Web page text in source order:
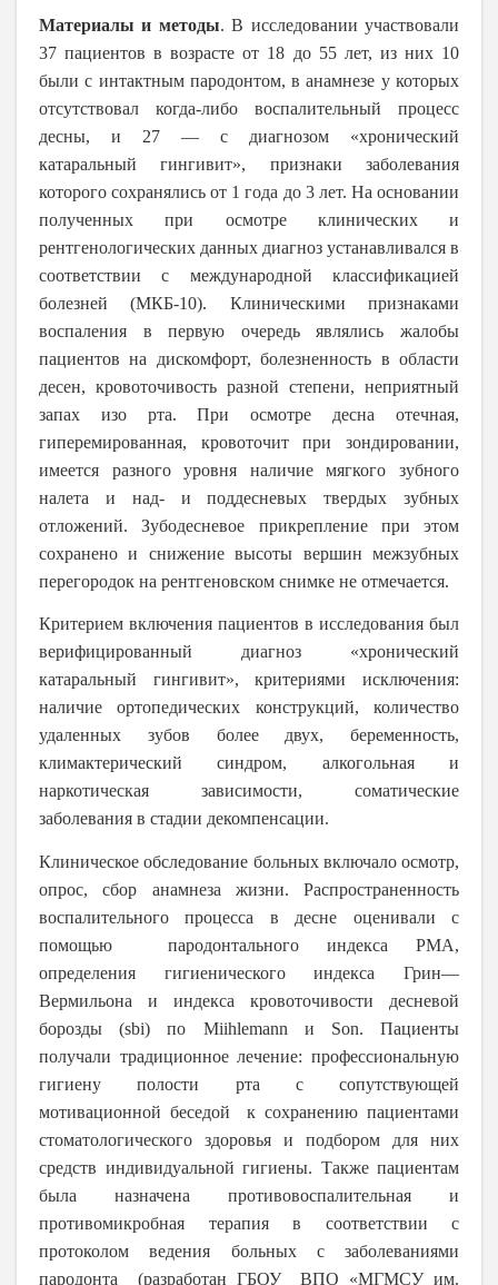
Материалы и методы. В исследовании участвовали
37 пациентов в возрасте от 18 до 55 лет, из них 10
были с интактным пародонтом, в анамнезе у которых
отсутствовал когда-либо воспалительный процесс
десны, и 27 — с диагнозом «хронический
катаральный гингивит», признаки заболевания
которого сохранялись от 1 года до 3 лет. На основании
полученных при осмотре клинических и
рентгенологических данных диагноз устанавливался в
соответствии с международной классификацией
болезней (МКБ-10). Клиническими признаками
воспаления в первую очередь являлись жалобы
пациентов на дискомфорт, болезненность в области
десен, кровоточивость разной степени, неприятный
запах изо рта. При осмотре десна отечная,
гиперемированная, кровоточит при зондировании,
имеется разного уровня наличие мягкого зубного
налета и над- и поддесневых твердых зубных
отложений. Зубодесневое прикрепление при этом
сохранено и снижение высоты вершин межзубных
перегородок на рентгеновском снимке не отмечается.
Критерием включения пациентов в исследования был
верифицированный диагноз «хронический
катаральный гингивит», критериями исключения:
наличие ортопедических конструкций, количество
удаленных зубов более двух, беременность,
климактерический синдром, алкогольная и
наркотическая зависимости, соматические
заболевания в стадии декомпенсации.
Клиническое обследование больных включало осмотр,
опрос, сбор анамнеза жизни. Распространенность
воспалительного процесса в десне оценивали с
помощью пародонтального индекса PMA,
определения гигиенического индекса Грин—
Вермильона и индекса кровоточивости десневой
борозды (sbi) по Miihlemann и Son. Пациенты
получали традиционное лечение: профессиональную
гигиену полости рта с сопутствующей
мотивационной беседой к сохранению пациентами
стоматологического здоровья и подбором для них
средств индивидуальной гигиены. Также пациентам
была назначена противовоспалительная и
противомикробная терапия в соответствии с
протоколом ведения больных с заболеваниями
пародонта (разработан ГБОУ ВПО «МГМСУ им.